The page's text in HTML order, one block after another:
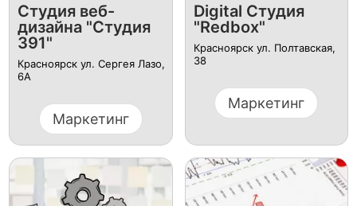
Студия веб-
дизайна "Студия
391"
Красноярск ул. Сергея Лазо,
6А
Маркетинг
Digital Студия
"Redbox"
Красноярск ул. Полтавская,
38
Маркетинг